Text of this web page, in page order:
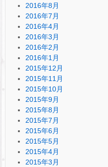
2016年8月
2016年7月
2016年4月
2016年3月
2016年2月
2016年1月
2015年12月
2015年11月
2015年10月
2015年9月
2015年8月
2015年7月
2015年6月
2015年5月
2015年4月
2015年3月